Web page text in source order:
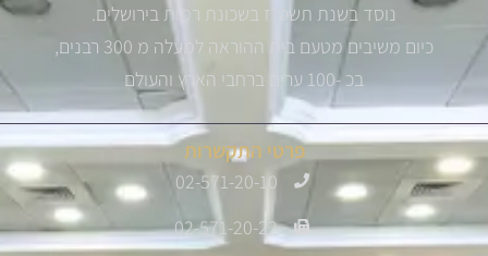
נוסד בשנת תשס"ז בשכונת רמות בירושלים.
כיום משיבים מטעם בית ההוראה למעלה מ 300 רבנים,
בכ -100 ערים ברחבי הארץ והעולם
פרטי התקשרות
02-571-20-10
02-571-20-22